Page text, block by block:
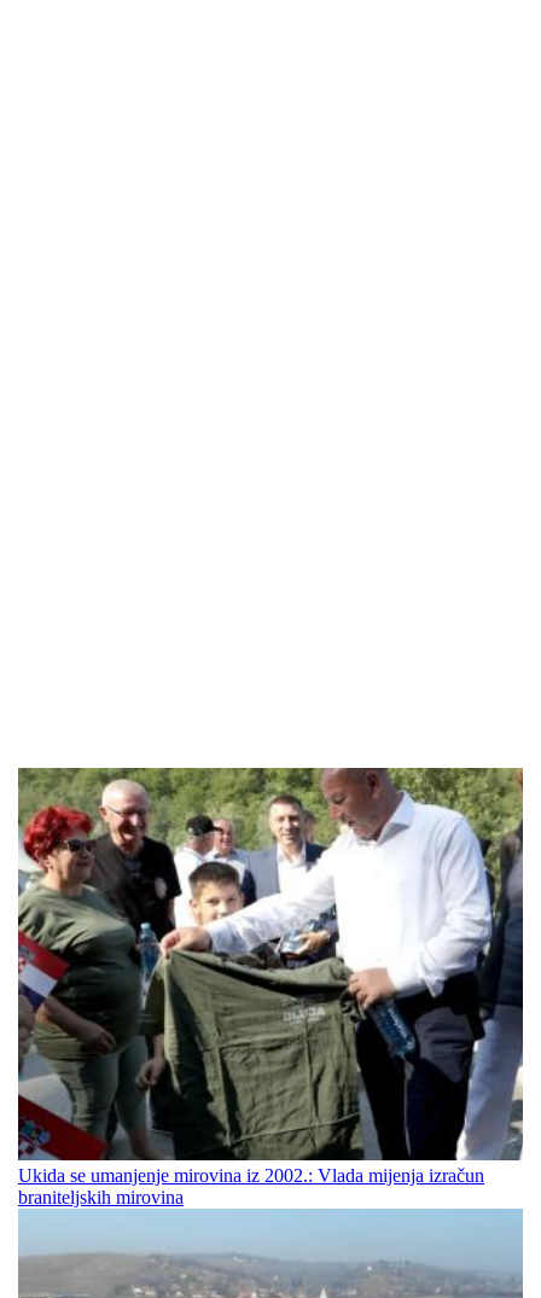
Ukida se umanjenje mirovina iz 2002.: Vlada mijenja izračun
braniteljskih mirovina